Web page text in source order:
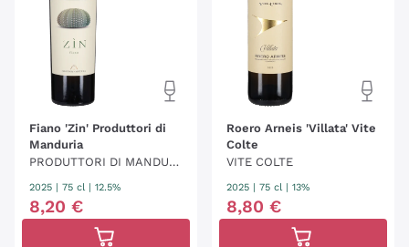
Fiano 'Zin' Produttori di
Manduria
PRODUTTORI DI MANDURI
A
2025 75 cl | 12.5%
8,20 €
Roero Arneis 'Villata' Vite
Colte
VITE COLTE
2025 75 cl | 13%
8,80 €